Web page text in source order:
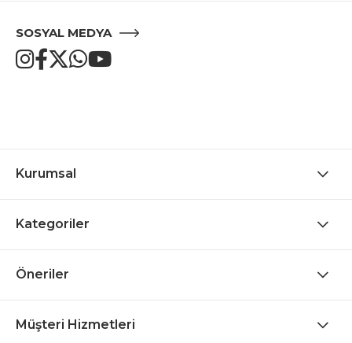
SOSYAL MEDYA
Kurumsal
Kategoriler
Öneriler
Müşteri Hizmetleri